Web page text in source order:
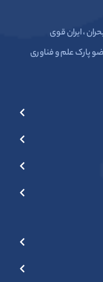
، ایران قوی
پارک علم و فناوری